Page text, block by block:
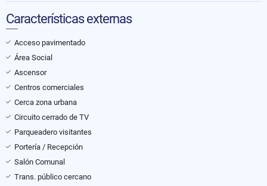
Características externas
Acceso pavimentado
Área Social
Ascensor
Centros comerciales
Cerca zona urbana
Circuito cerrado de TV
Parqueadero visitantes
Portería / Recepción
Salón Comunal
Trans. público cercano